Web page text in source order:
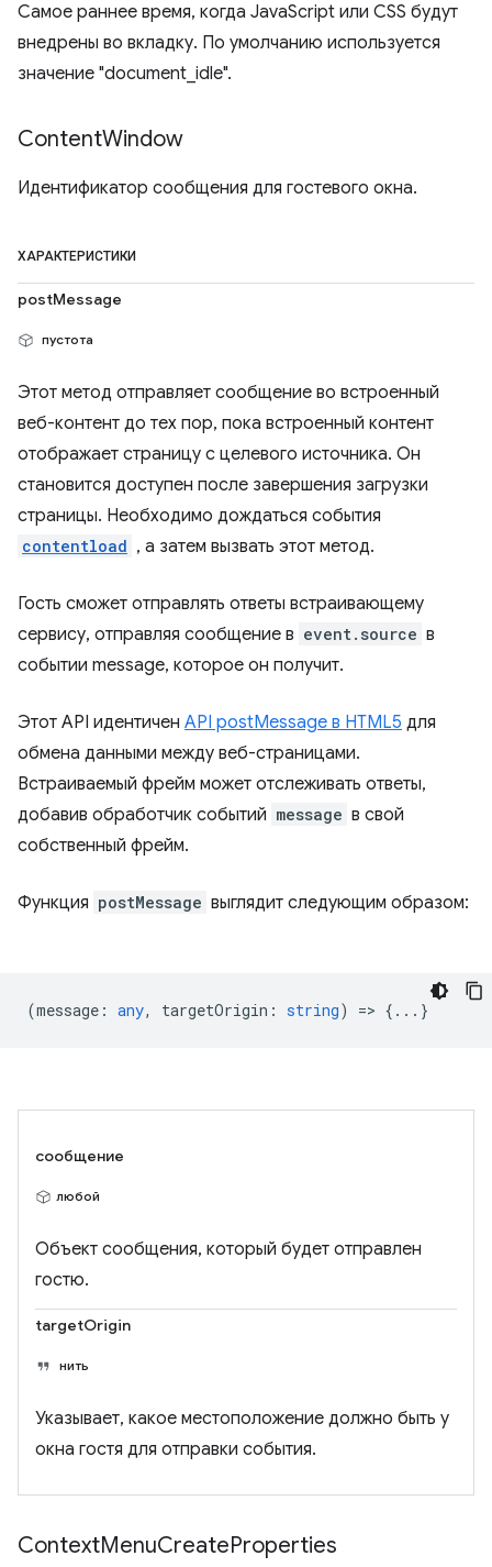
Самое раннее время, когда JavaScript или CSS будут
внедрены во вкладку. По умолчанию используется
значение "document_idle".
ContentWindow
Идентификатор сообщения для гостевого окна.
ХАРАКТЕРИСТИКИ
postMessage
пустота
Этот метод отправляет сообщение во встроенный
веб-контент до тех пор, пока встроенный контент
отображает страницу с целевого источника. Он
становится доступен после завершения загрузки
страницы. Необходимо дождаться события
contentload , а затем вызвать этот метод.
Гость сможет отправлять ответы встраивающему
сервису, отправляя сообщение в event.source в
событии message, которое он получит.
Этот API идентичен API postMessage в HTML5 для
обмена данными между веб-страницами.
Встраиваемый фрейм может отслеживать ответы,
добавив обработчик событий message в свой
собственный фрейм.
Функция postMessage выглядит следующим образом:
(message : any, targetOrigin : string) => {...}
сообщение
любой
Объект сообщения, который будет отправлен
гостю.
targetOrigin
нить
Указывает, какое местоположение должно быть у
окна гостя для отправки события.
ContextMenuCreateProperties